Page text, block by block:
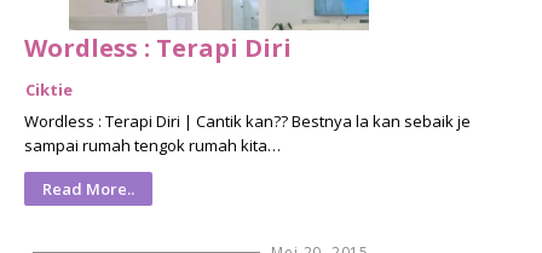
Wordless : Terapi Diri
Ciktie
Wordless : Terapi Diri | Cantik kan?? Bestnya la kan sebaik je
sampai rumah tengok rumah kita…
Read More..